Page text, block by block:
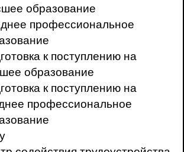
образование
профессиональное
к поступлению на
образование
к поступлению на
профессиональное